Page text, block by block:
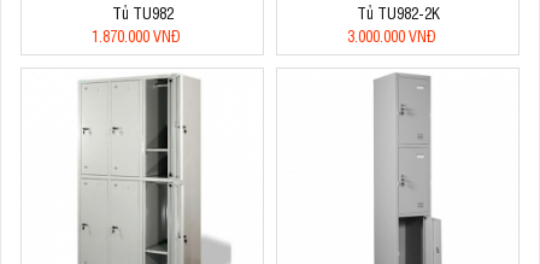
Tủ TU982
1.870.000 VNĐ
Tủ TU982-2K
3.000.000 VNĐ